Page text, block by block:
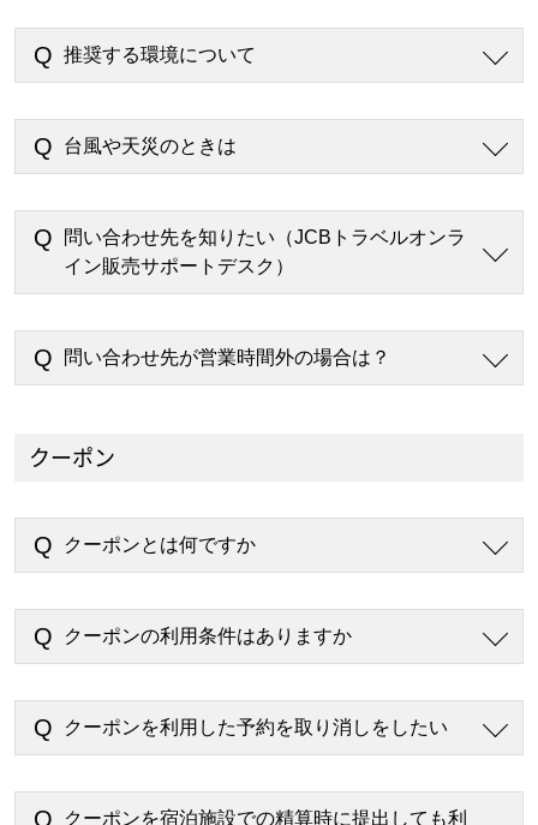
推奨する環境について
台風や天災のときは
問い合わせ先を知りたい（JCBトラベルオンラ
イン販売サポートデスク）
問い合わせ先が営業時間外の場合は？
クーポン
クーポンとは何ですか
クーポンの利用条件はありますか
クーポンを利用した予約を取り消しをしたい
クーポンを宿泊施設での精算時に提出しても利